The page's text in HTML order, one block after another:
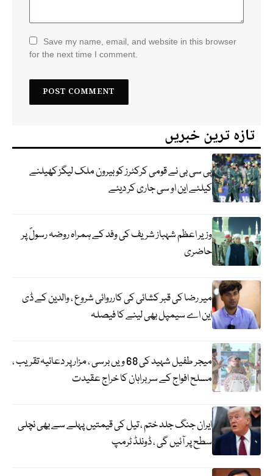
Save my name, email, and website in this browser
for the next time I comment.
تازہ ترین خبریں
پی سی بی نے قومی کرکٹرز کو بیرون ملک لیگز کھیلنے
کیلئے این او سی جاری کر دیئے
وزیر اعظم شہباز شریف کی وفد کے ہمراہ روضہ رسولؐ پر
حاضری
میر رضا کی قبر کشائی کی کارروائی شروع ، والدین کے ڈی
این اے سیمپل بھی لینے کا فیصلہ
میجر طفیل شہید کی 68 ویں برسی ، مزار پر دعائیہ تقریب ،
مسلح افواج کے سربراہان کا خراج عقیدت
ایران جنگ جلد ختم ، تیل کی قیمتیں پہلے سے بھی نچلی
سطح پر آئیں گی ، ڈونلڈ ٹرمپ